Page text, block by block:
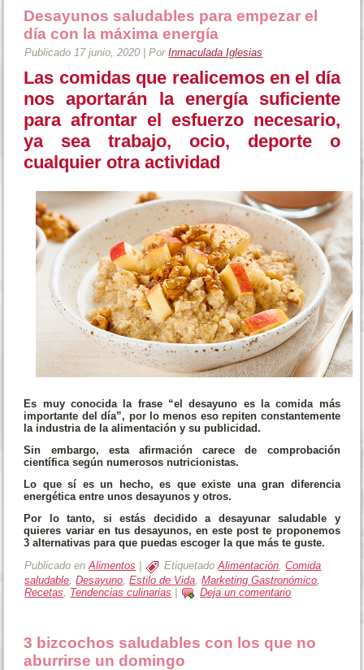
Desayunos saludables para empezar el
día con la máxima energía
Publicado 17 junio, 2020 |Por Inmaculada Iglesias
Las comidas que realicemos en el día
nos aportarán la energía suficiente
para afrontar el esfuerzo necesario,
ya sea trabajo, ocio, deporte o
cualquier otra actividad
Es muy conocida la frase “el desayuno es la comida más
importante del día”, por lo menos eso repiten constantemente
la industria de la alimentación y su publicidad.
Sin embargo, esta afirmación carece de comprobación
científica según numerosos nutricionistas.
Lo que sí es un hecho, es que existe una gran diferencia
energética entre unos desayunos y otros.
Por lo tanto, si estás decidido a desayunar saludable y
quieres variar en tus desayunos, en este post te proponemos
3 alternativas para que puedas escoger la que más te guste.
Publicado en Alimentos Etiquetado Alimentación,Comida
saludable ,Desayuno ,Estilo de Vida ,Marketing Gastronómico
Recetas, Tendencias culinarias Deja un comentario
3 bizcochos saludables con los que no
aburrirse un domingo